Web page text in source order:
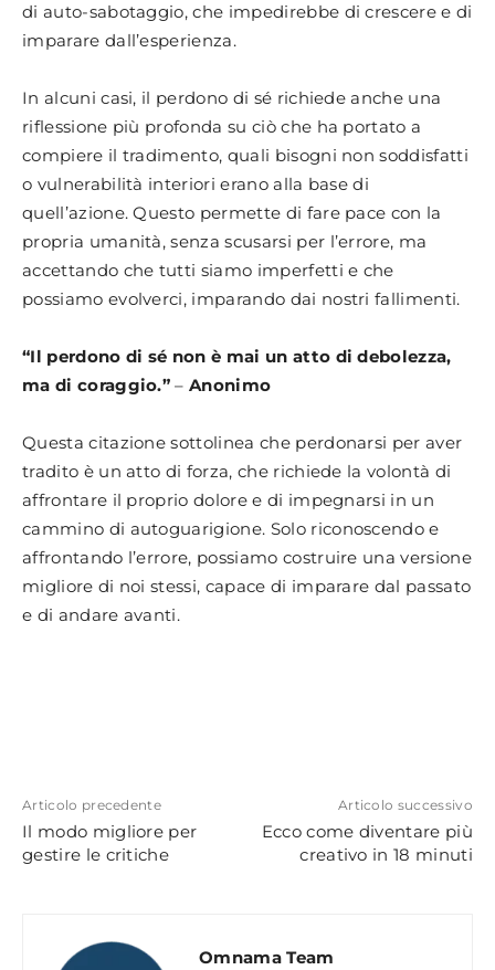
di auto-sabotaggio, che impedirebbe di crescere e di
imparare dall’esperienza.
In alcuni casi, il perdono di sé richiede anche una
riflessione più profonda su ciò che ha portato a
compiere il tradimento, quali bisogni non soddisfatti
o vulnerabilità interiori erano alla base di
quell’azione. Questo permette di fare pace con la
propria umanità, senza scusarsi per l’errore, ma
accettando che tutti siamo imperfetti e che
possiamo evolverci, imparando dai nostri fallimenti.
“Il perdono di sé non è mai un atto di debolezza,
ma di coraggio.” –Anonimo
Questa citazione sottolinea che perdonarsi per aver
tradito è un atto di forza, che richiede la volontà di
affrontare il proprio dolore e di impegnarsi in un
cammino di autoguarigione. Solo riconoscendo e
affrontando l’errore, possiamo costruire una versione
migliore di noi stessi, capace di imparare dal passato
e di andare avanti.
Articolo precedente
Il modo migliore per
gestire le critiche
Articolo successivo
Ecco come diventare più
creativo in 18 minuti
Omnama Team